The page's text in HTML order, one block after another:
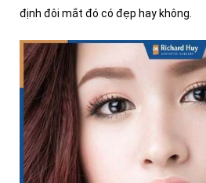
định đôi mắt đó có đẹp hay không.